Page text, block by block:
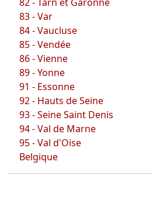
83 - Var
84 - Vaucluse
85 - Vendée
86 - Vienne
89 - Yonne
91 - Essonne
92 - Hauts de Seine
93 - Seine Saint Denis
94 - Val de Marne
95 - Val d'Oise
Belgique